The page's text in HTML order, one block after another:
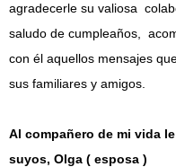
agradecerle su valiosa
saludo de cumpleaños,
con él aquellos mensajes
sus familiares y amigos.
Al compañero de mi vida
suyos, Olga ( esposa )